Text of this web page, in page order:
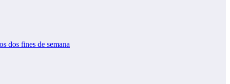
dos fines de semana